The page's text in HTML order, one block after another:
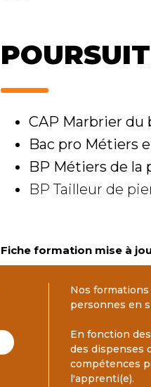
CAP Marbrier
Bac pro Métiers
BP Métiers de la
BP Tailleur de
Fiche formation mise à
Nos
personnes en
En fonction
des dispenses
compétences
l'apprenti(e).